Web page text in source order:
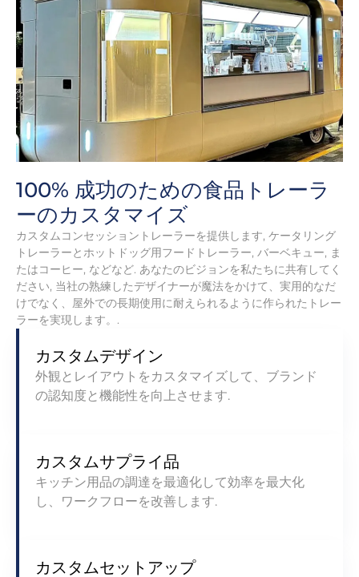
100% 成功のための食品トレーラ
ーのカスタマイズ
カスタムコンセッショントレーラーを提供します, ケータリング
ト​​レーラーとホットドッグ用フードトレーラー, バーベキュー, ま
たはコーヒー, などなど. あなたのビジョンを私たちに共有してく
ださい, 当社の熟練したデザイナーが魔法をかけて、実用的なだ
けでなく、屋外での長期使用に耐えられるように作られたトレー
ラーを実現します。.
カスタムデザイン
外観とレイアウトをカスタマイズして、ブランド
の認知度と機能性を向上させます.
カスタムサプライ品
キッチン用品の調達を最適化して効率を最大化
し、ワークフローを改善します.
カスタムセットアップ